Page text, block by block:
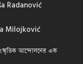
Radanović
Milojković
আন্দোলনের এক